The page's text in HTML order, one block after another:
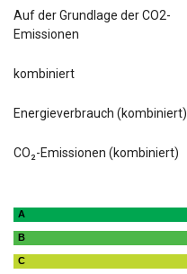
Auf der Grundlage der CO2-
Emissionen
kombiniert
Energieverbrauch (kombiniert)
CO₂-Emissionen (kombiniert)
A
B
C